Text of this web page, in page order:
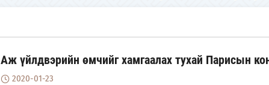
Аж үйлдвэрийн өмчийг хамгаалах тухай Парисын
2020-01-23